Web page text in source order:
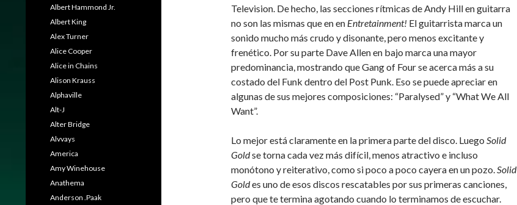
Television. De hecho, las secciones rítmicas de Andy Hill en guitarra
no son las mismas que en en Entretainment! El guitarrista marca un
sonido mucho más crudo y disonante, pero menos excitante y
frenético. Por su parte Dave Allen en bajo marca una mayor
predominancia, mostrando que Gang of Four se acerca más a su
costado del Funk dentro del Post Punk. Eso se puede apreciar en
algunas de sus mejores composiciones: “Paralysed” y “What We All
Want”.
Lo mejor está claramente en la primera parte del disco. Luego Solid
Goldse torna cada vez más difícil, menos atractivo e incluso
monótono y reiterativo, como si poco a poco cayera en un pozo.Solid
Goldes uno de esos discos rescatables por sus primeras canciones,
pero que te termina agotando cuando lo terminamos de escuchar.
Albert Hammond Jr.
Albert King
Alex Turner
Alice Cooper
Alice in Chains
Alison Krauss
Alphaville
Alt-J
Alter Bridge
Alvvays
America
Amy Winehouse
Anathema
Anderson .Paak